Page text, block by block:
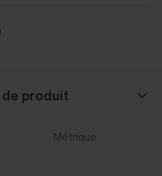
produit
Métrique